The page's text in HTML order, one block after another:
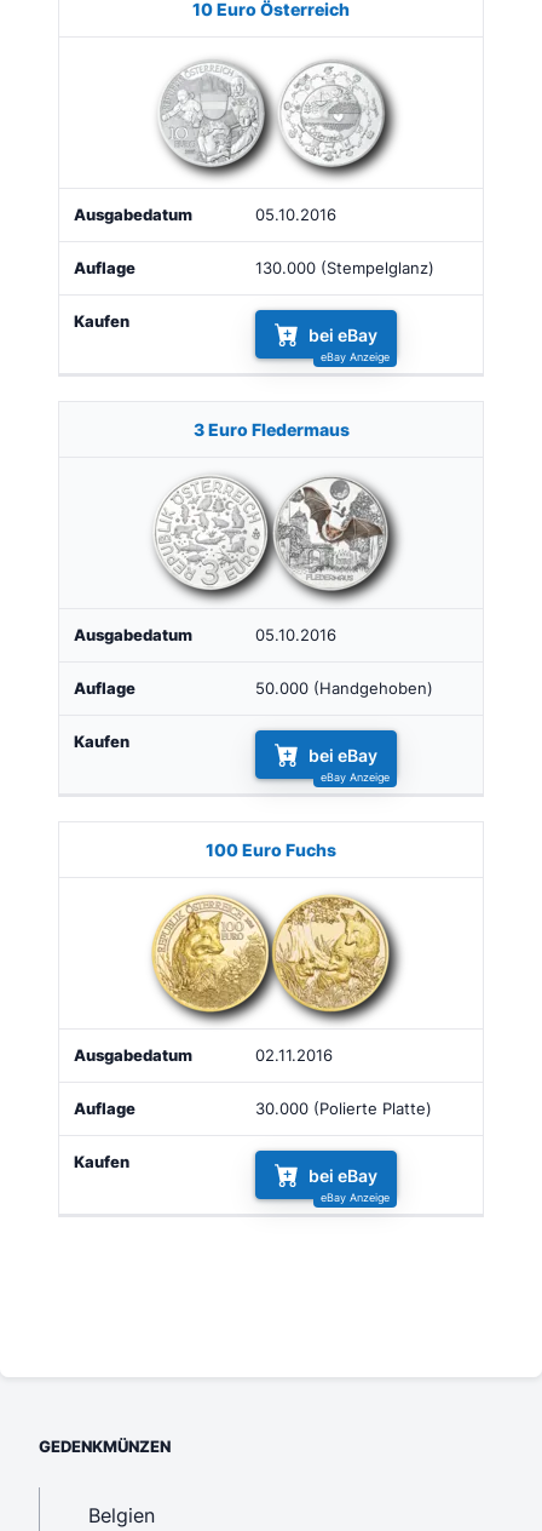
10 Euro Österreich
05.10.2016
130.000 (Stempelglanz)
bei eBay
3 Euro Fledermaus
05.10.2016
50.000 (Handgehoben)
bei eBay
100 Euro Fuchs
02.11.2016
30.000 (Polierte Platte)
bei eBay
GEDENKMÜNZEN
Belgien